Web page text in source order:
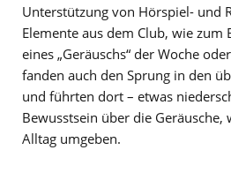
Unterstützung von Hörspiel- und
Elemente aus dem Club, wie zum
eines „Geräuschs“ der Woche
fanden auch den Sprung in den
und führten dort – etwas
Bewusstsein über die Geräusche,
Alltag umgeben.